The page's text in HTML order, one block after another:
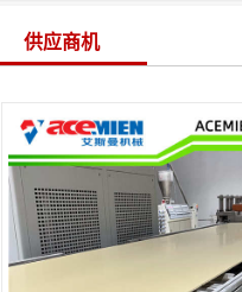
供应商机